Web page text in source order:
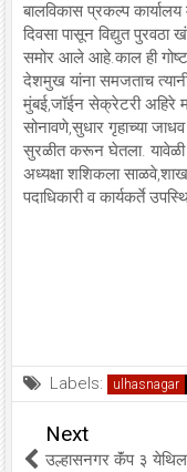
बालविकास प्रकल्प
दिवसा पासून विद्युत
समोर आले आहे.काल ही गोष्ट
देशमुख यांना समजताच
मुंबई,जॉईन सेक्रेटरी अहिरे
सोनावणे,सुधार गृहाच्या
सुरळीत करून घेतला. यावेळी
अध्यक्षा शशिकला
पदाधिकारी व कार्यकर्ते
Labels: ulhasnagar
Next
उल्हासनगर कॅंप ३